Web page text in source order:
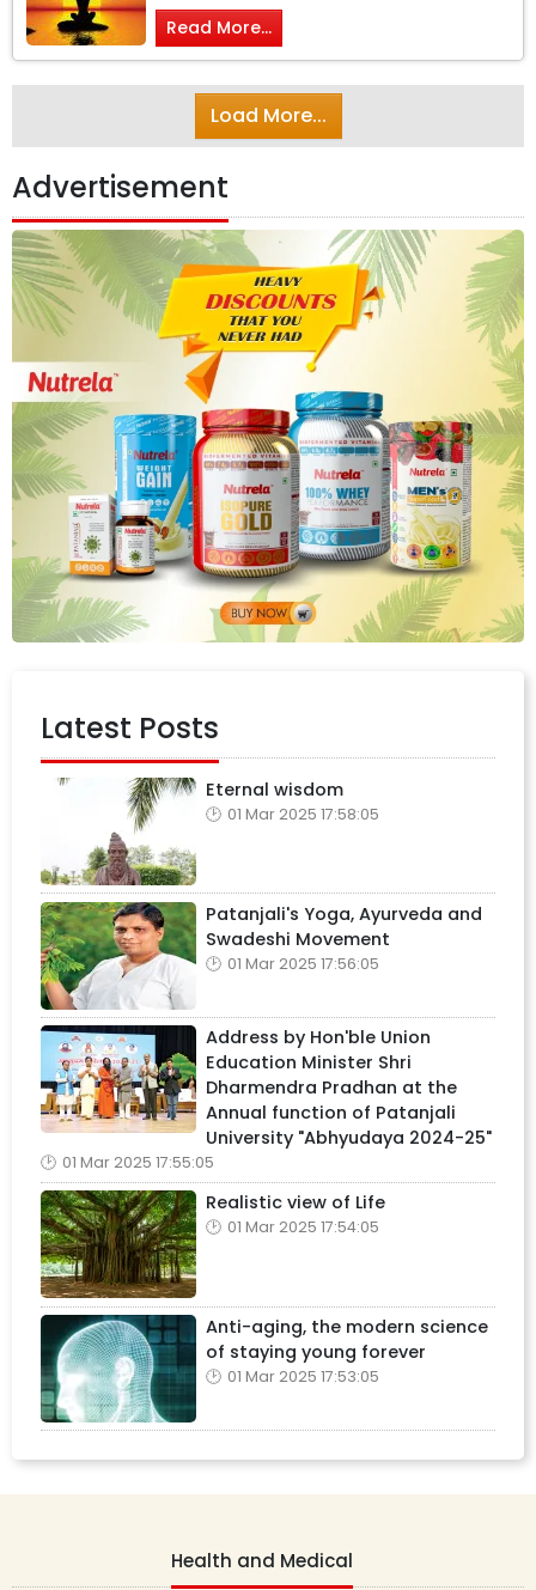
Read More...
Load More...
Advertisement
Latest Posts
Eternal wisdom
01 Mar 2025 17:58:05
Patanjali's Yoga, Ayurveda and
Swadeshi Movement
01 Mar 2025 17:56:05
Address by Hon'ble Union
Education Minister Shri
Dharmendra Pradhan at the
Annual function of Patanjali
University "Abhyudaya 2024-25"
01 Mar 2025 17:55:05
Realistic view of Life
01 Mar 2025 17:54:05
Anti-aging, the modern science
of staying young forever
01 Mar 2025 17:53:05
Health and Medical